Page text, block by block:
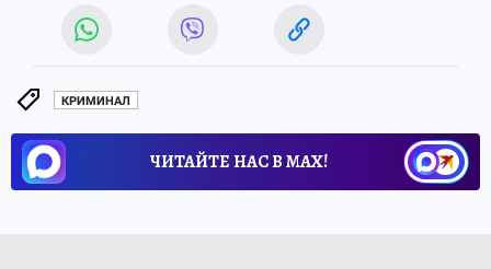
КРИМИНАЛ
ЧИТАЙТЕ НАС В МАХ!